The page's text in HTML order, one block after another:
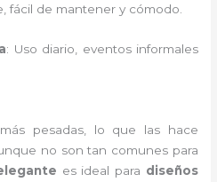
fácil de mantener y cómodo.
: Uso diario, eventos informales
pesadas, lo que las hace
no son tan comunes para
es ideal para diseños